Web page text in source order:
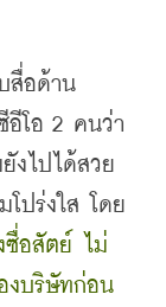
สื่อด้าน
อีโอ 2 คนว่า
งไปได้สวย
โปร่งใส โดย
ซื่อสัตย์ ไม่
งบริษัทก่อน